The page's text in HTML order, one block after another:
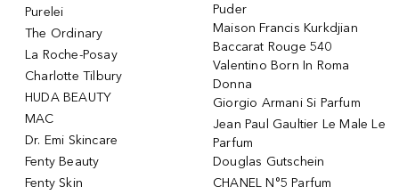
Purelei
The Ordinary
La Roche-Posay
Charlotte Tilbury
HUDA BEAUTY
MAC
Dr. Emi Skincare
Fenty Beauty
Fenty Skin
Puder
Maison Francis Kurkdjian
Baccarat Rouge 540
Valentino Born In Roma
Donna
Giorgio Armani Si Parfum
Jean Paul Gaultier Le Male Le
Parfum
Douglas Gutschein
CHANEL N°5 Parfum